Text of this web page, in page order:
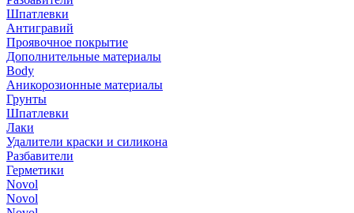
Шпатлевки
Антигравий
Проявочное покрытие
Дополнительные материалы
Body
Аникорозионные материалы
Грунты
Шпатлевки
Лаки
Удалители краски и силикона
Разбавители
Герметики
Novol
Novol